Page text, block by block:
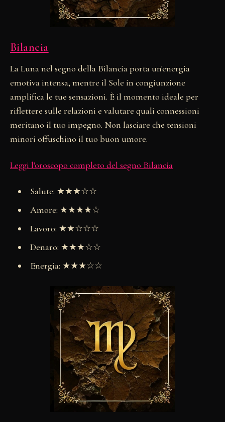
Bilancia
La Luna nel segno della Bilancia porta un'energia
emotiva intensa, mentre il Sole in congiunzione
amplifica le tue sensazioni. È il momento ideale per
riflettere sulle relazioni e valutare quali connessioni
meritano il tuo impegno. Non lasciare che tensioni
minori offuschino il tuo buon umore.
Leggi l'oroscopo completo del segno Bilancia
Salute: ★★★☆☆
Amore: ★★★★☆
Lavoro: ★★☆☆☆
Denaro: ★★★☆☆
Energia: ★★★☆☆